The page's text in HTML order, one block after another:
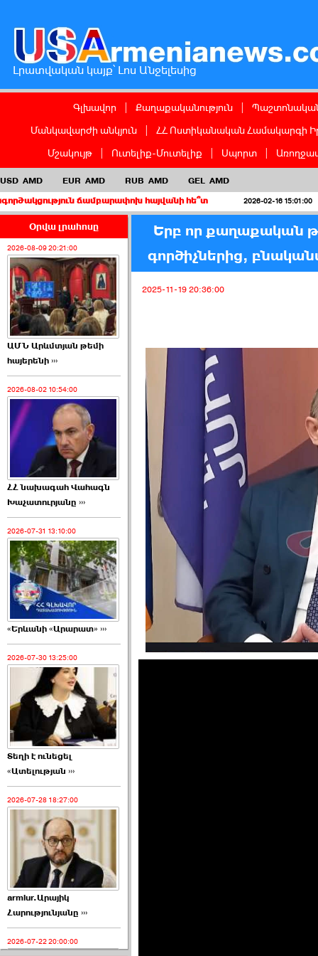
Լրատվական կայք՝ Լոս Անջելեսից
Գլխավոր Քաղաքականություն
Մանկավարժի անկյուն
ՀՀ Ոստիկանական Համակարգի
Մշակույթ
Ուտելիք-Մուտելիք Սպորտ
USD AMD EUR AMD RUB AMD GEL AMD
ճամբարափոխ հայվանի հե՞տ
2026-02-16 15:01:00 Երբ
Օրվա լրահոսը
2026-08-09 20:21:00
ԱՄՆ Արևմտյան թեմի
հայերենի ›››
2026-08-02 10:54:00
ՀՀ նախագահ Վահագն
Խաչատուրյանը ›››
2026-07-31 13:10:00
«Երևանի «Արարատ» ›››
2026-07-30 13:25:00
Տեղի է ունեցել
«Ատելության ›››
2026-07-28 18:27:00
armlur.Արայիկ
Հարությունյանը ›››
2026-07-22 20:00:00
Երբ որ քաղաքական
գործիչներից,
2025-11-19 20:36:00